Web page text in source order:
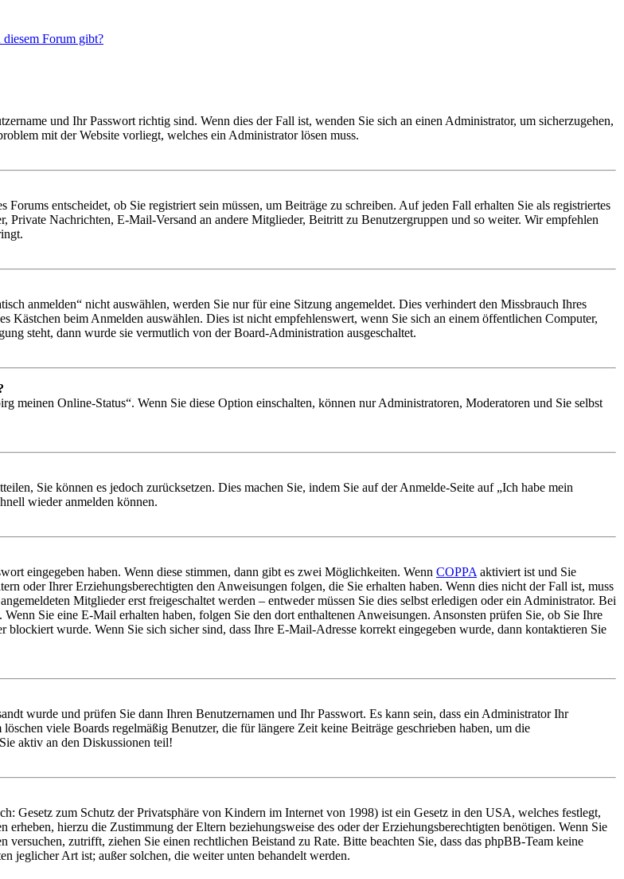
Forum gibt?
und Ihr Passwort richtig sind. Wenn dies der Fall ist, wenden Sie sich an einen Administrator, um sicherzugehen,
mit der Website vorliegt, welches ein Administrator lösen muss.
entscheidet, ob Sie registriert sein müssen, um Beiträge zu schreiben. Auf jeden Fall erhalten Sie als registriertes
Nachrichten, E-Mail-Versand an andere Mitglieder, Beitritt zu Benutzergruppen und so weiter. Wir empfehlen
anmelden“ nicht auswählen, werden Sie nur für eine Sitzung angemeldet. Dies verhindert den Missbrauch Ihres
Kästchen beim Anmelden auswählen. Dies ist nicht empfehlenswert, wenn Sie sich an einem öffentlichen Computer,
steht, dann wurde sie vermutlich von der Board-Administration ausgeschaltet.
meinen Online-Status“. Wenn Sie diese Option einschalten, können nur Administratoren, Moderatoren und Sie selbst
Sie können es jedoch zurücksetzen. Dies machen Sie, indem Sie auf der Anmelde-Seite auf „Ich habe mein
wieder anmelden können.
eingegeben haben. Wenn diese stimmen, dann gibt es zwei Möglichkeiten. Wenn COPPA aktiviert ist und Sie
oder Ihrer Erziehungsberechtigten den Anweisungen folgen, die Sie erhalten haben. Wenn dies nicht der Fall ist, muss
Mitglieder erst freigeschaltet werden – entweder müssen Sie dies selbst erledigen oder ein Administrator. Bei
Sie eine E-Mail erhalten haben, folgen Sie den dort enthaltenen Anweisungen. Ansonsten prüfen Sie, ob Sie Ihre
wurde. Wenn Sie sich sicher sind, dass Ihre E-Mail-Adresse korrekt eingegeben wurde, dann kontaktieren Sie
wurde und prüfen Sie dann Ihren Benutzernamen und Ihr Passwort. Es kann sein, dass ein Administrator Ihr
viele Boards regelmäßig Benutzer, die für längere Zeit keine Beiträge geschrieben haben, um die
aktiv an den Diskussionen teil!
Gesetz zum Schutz der Privatsphäre von Kindern im Internet von 1998) ist ein Gesetz in den USA, welches festlegt,
hierzu die Zustimmung der Eltern beziehungsweise des oder der Erziehungsberechtigten benötigen. Wenn Sie
zutrifft, ziehen Sie einen rechtlichen Beistand zu Rate. Bitte beachten Sie, dass das phpBB-Team keine
jeglicher Art ist; außer solchen, die weiter unten behandelt werden.